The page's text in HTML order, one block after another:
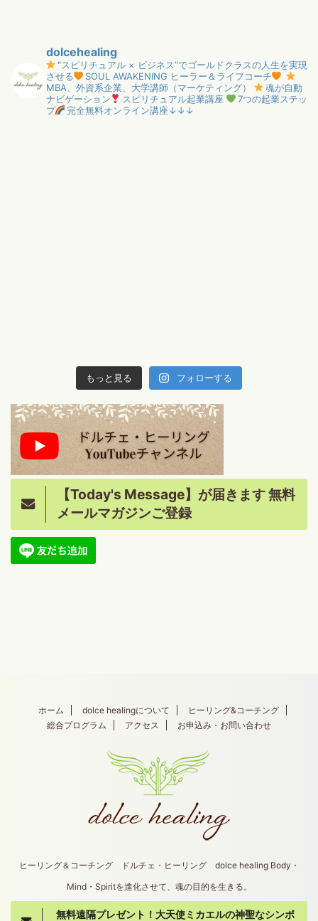
dolcehealing
"スピリチュアル × ビジネス”でゴールドクラスの人生を実現
させる
SOUL AWAKENING ヒーラー＆ライフコーチ
MBA、外資系企業、大学講師（マーケティング）
魂が自動
ナビゲーション
スピリチュアル起業講座
7つの起業ステッ
プ
完全無料オンライン講座↓↓↓
もっと見る フォローする
【Today's Message】が届きます 無料
メールマガジンご登録
ホーム dolce healingについて
ヒーリング&コーチング
総合プログラム
アクセス お申込み・お問い合わせ
ヒーリング＆コーチング ドルチェ・ヒーリング dolce healing Body・
Mind・Spiritを進化させて、魂の目的を生きる。
無料遠隔プレゼント！大天使ミカエルの神聖なシンボ
Copyright© dolce healing , 2026 All Rights